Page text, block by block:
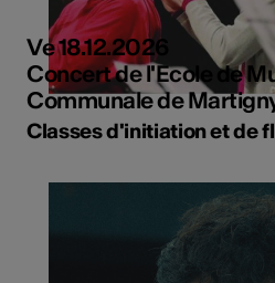
Ve 18.12.2026
Concert de l'Ecole de
Communale de
Classes d'initiation et de